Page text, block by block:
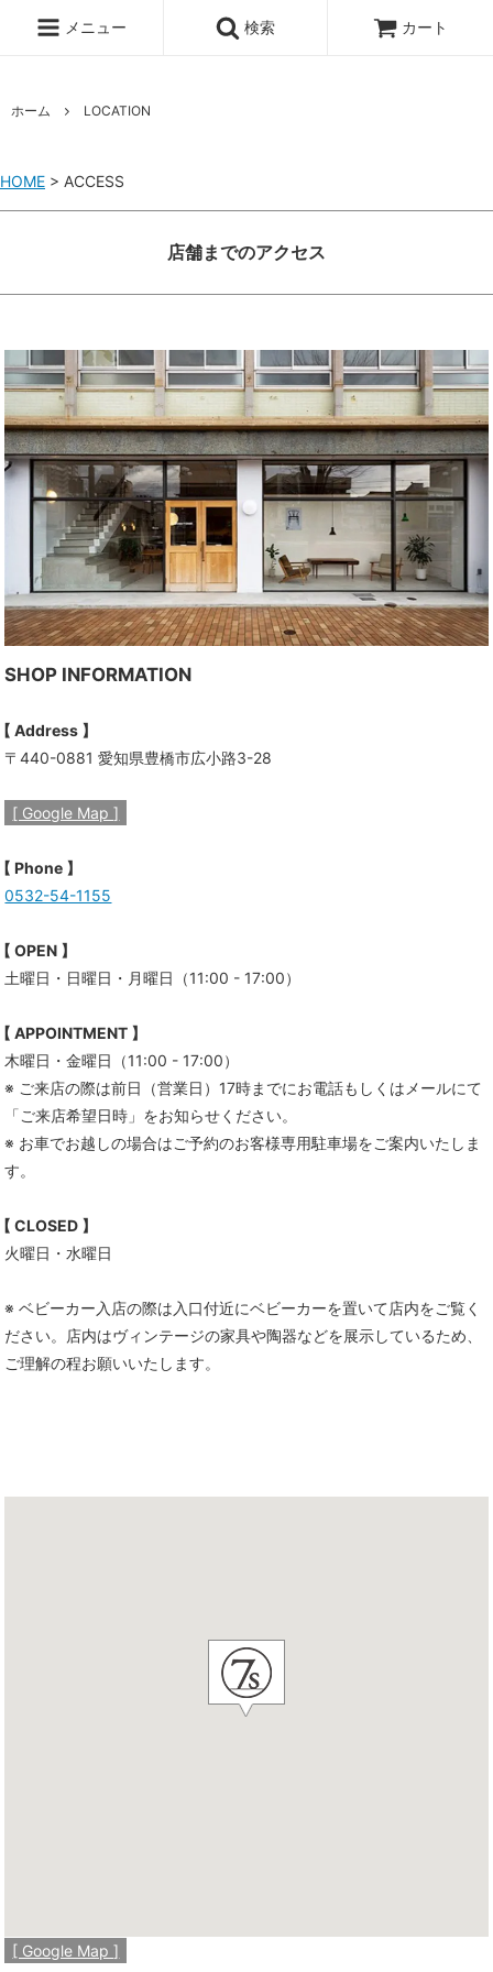
メニュー 検索 カート
ホーム LOCATION
HOME > ACCESS
店舗までのアクセス
SHOP INFORMATION
Address 】
〒440-0881 愛知県豊橋市広小路3-28
[ Google Map ]
Phone 】
0532-54-1155
OPEN 】
土曜日・日曜日・月曜日（11:00 - 17:00）
APPOINTMENT 】
木曜日・金曜日（11:00 - 17:00）
※ ご来店の際は前日（営業日）17時までにお電話もしくはメールにて
「ご来店希望日時」をお知らせください。
※ お車でお越しの場合はご予約のお客様専用駐車場をご案内いたしま
す。
CLOSED 】
火曜日・水曜日
※ ベビーカー入店の際は入口付近にベビーカーを置いて店内をご覧く
ださい。店内はヴィンテージの家具や陶器などを展示しているため、
ご理解の程お願いいたします。
[ Google Map ]